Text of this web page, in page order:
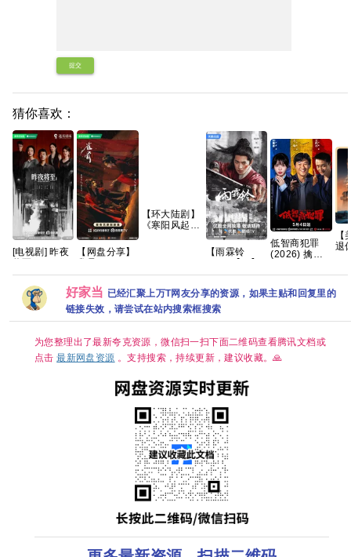
提交
猜你喜欢：
[电视剧] 昨夜
4K 国语中字
(全12集)
[12.2G]
【网盘分享】
28集国语中字
1080P高码艾
米侯明昊古装
爱情
【环大陆剧】
《寒阳风起春
【共16集】
【雨霖铃
(2026)】【37
集持续更新】
码】【国语中
字】【单
集/1G】【大
侠 / 古装】
【主演: 杨洋 /
章若楠 / 方逸
低智商犯罪
(2026) 擒贼
50FPS S01杜
比音效 HDR
HiveWeb/内
【单集1～
退
镇
克
好家当 已经汇聚上万T网友分享的资源，如果主贴和回复里的
链接失效，请尝试在站内搜索框搜索
为您整理出了最新夸克资源，微信扫一扫下面二维码查看腾讯文档或
点击最新网盘资源 。支持搜索，持续更新，建议收藏。🙏